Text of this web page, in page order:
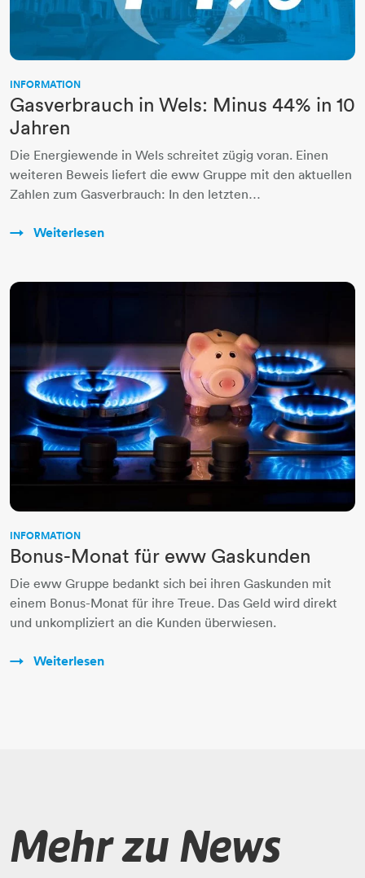
INFORMATION
Gasverbrauch in Wels: Minus 44% in 10
Jahren
Die Energiewende in Wels schreitet zügig voran. Einen
weiteren Beweis liefert die eww Gruppe mit den aktuellen
Zahlen zum Gasverbrauch: In den letzten…
Weiterlesen
INFORMATION
Bonus-Monat für eww Gaskunden
Die eww Gruppe bedankt sich bei ihren Gaskunden mit
einem Bonus-Monat für ihre Treue. Das Geld wird direkt
und unkompliziert an die Kunden überwiesen.
Weiterlesen
Mehr zu News